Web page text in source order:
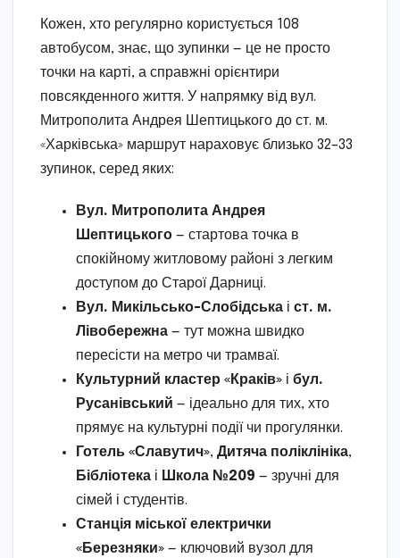
Кожен, хто регулярно користується 108
автобусом, знає, що зупинки — це не просто
точки на карті, а справжні орієнтири
повсякденного життя. У напрямку від вул.
Митрополита Андрея Шептицького до ст. м.
«Харківська» маршрут нараховує близько 32–33
зупинок, серед яких:
Вул. Митрополита Андрея
Шептицького — стартова точка в
спокійному житловому районі з легким
доступом до Старої Дарниці.
Вул. Микільсько-Слобідська і ст. м.
Лівобережна — тут можна швидко
пересісти на метро чи трамваї.
Культурний кластер «Краків» і бул.
Русанівський — ідеально для тих, хто
прямує на культурні події чи прогулянки.
Готель «Славутич», Дитяча поліклініка,
Бібліотека і Школа №209 — зручні для
сімей і студентів.
Станція міської електрички
«Березняки» — ключовий вузол для